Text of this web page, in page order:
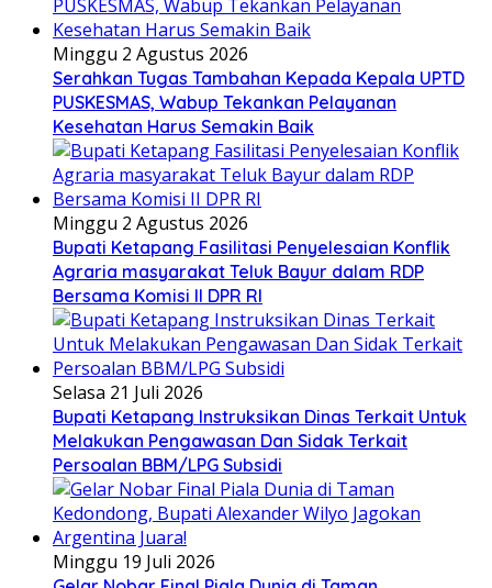
Minggu 2 Agustus 2026
Serahkan Tugas Tambahan Kepada Kepala UPTD
PUSKESMAS, Wabup Tekankan Pelayanan
Kesehatan Harus Semakin Baik
Minggu 2 Agustus 2026
Bupati Ketapang Fasilitasi Penyelesaian Konflik
Agraria masyarakat Teluk Bayur dalam RDP
Bersama Komisi II DPR RI
Selasa 21 Juli 2026
Bupati Ketapang Instruksikan Dinas Terkait Untuk
Melakukan Pengawasan Dan Sidak Terkait
Persoalan BBM/LPG Subsidi
Minggu 19 Juli 2026